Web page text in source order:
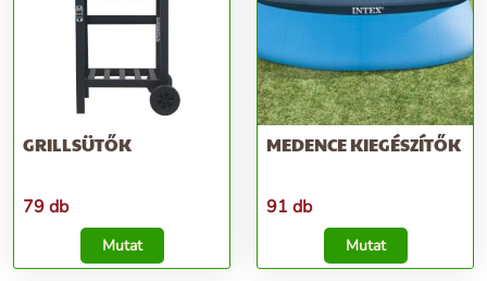
GRILLSÜTŐK
79 db
Mutat
MEDENCE KIEGÉSZÍTŐK
91 db
Mutat